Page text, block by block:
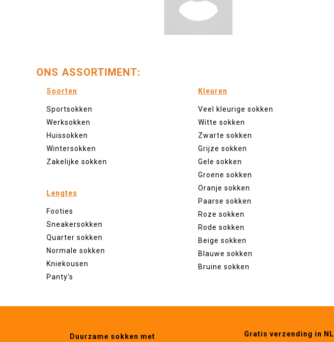
ONS ASSORTIMENT:
Soorten
Sportsokken
Werksokken
Huissokken
Wintersokken
Zakelijke sokken
Lengtes
Footies
Sneakersokken
Quarter sokken
Normale sokken
Kniekousen
Panty's
Kleuren
Veel kleurige sokken
Witte sokken
Zwarte sokken
Grijze sokken
Gele sokken
Groene sokken
Oranje sokken
Paarse sokken
Roze sokken
Rode sokken
Beige sokken
Blauwe sokken
Bruine sokken
Duurzame sokken met
Gratis verzending in NL